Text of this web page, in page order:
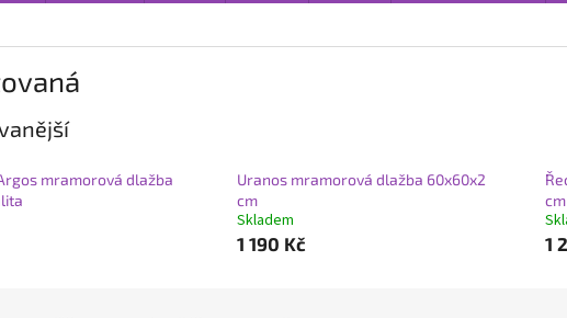
mramorová dlažba
Uranos mramorová dlažba 60x60x2
cm
Skladem
1 190 Kč
cm
1